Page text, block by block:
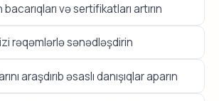
və sertifikatları artırın
rəqəmlərlə sənədləşdirin
araşdırıb əsaslı danışıqlar aparın